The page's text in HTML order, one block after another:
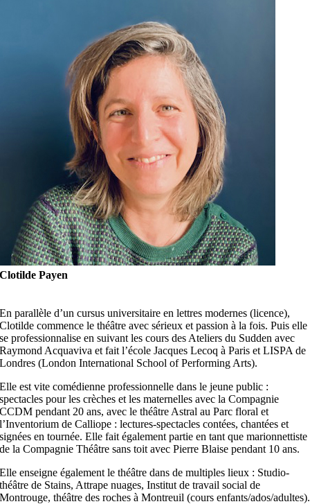
Clotilde Payen
En parallèle d’un cursus universitaire en lettres modernes (licence),
Clotilde commence le théâtre avec sérieux et passion à la fois. Puis elle
se professionnalise en suivant les cours des Ateliers du Sudden avec
Raymond Acquaviva et fait l’école Jacques Lecoq à Paris et LISPA de
Londres (London International School of Performing Arts).
Elle est vite comédienne professionnelle dans le jeune public :
spectacles pour les crèches et les maternelles avec la Compagnie
CCDM pendant 20 ans, avec le théâtre Astral au Parc floral et
l’Inventorium de Calliope : lectures-spectacles contées, chantées et
signées en tournée. Elle fait également partie en tant que marionnettiste
de la Compagnie Théâtre sans toit avec Pierre Blaise pendant 10 ans.
Elle enseigne également le théâtre dans de multiples lieux : Studio-
théâtre de Stains, Attrape nuages, Institut de travail social de
Montrouge, théâtre des roches à Montreuil (cours enfants/ados/adultes).